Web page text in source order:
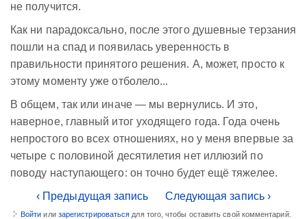
не получится.
Как ни парадоксально, после этого душевные терзания
пошли на спад и появилась уверенность в
правильности принятого решения. А, может, просто к
этому моменту уже отболело...
В общем, так или иначе — мы вернулись. И это,
наверное, главный итог уходящего года. Года очень
непростого во всех отношениях, но у меня впервые за
четыре с половиной десятилетия нет иллюзий по
поводу наступающего: он точно будет ещё тяжелее.
‹ Предыдущая запись
Следующая запись ›
Войти или зарегистрироваться для того, чтобы оставить свой комментарий.